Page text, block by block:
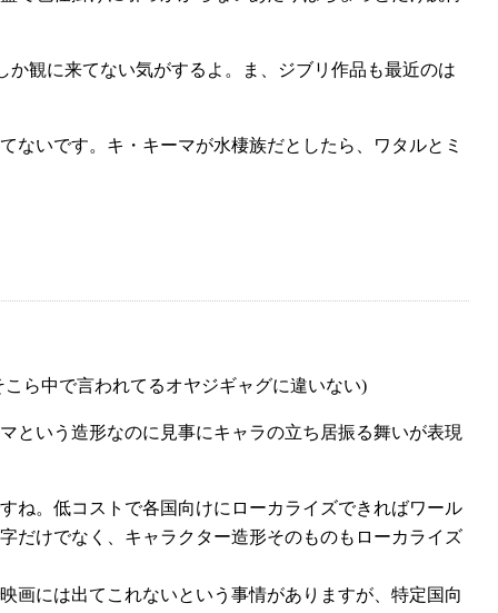
観に来てない気がするよ。ま、ジブリ作品も最近のは
ないです。キ・キーマが水棲族だとしたら、ワタルとミ
ら中で言われてるオヤジギャグに違いない)
という造形なのに見事にキャラの立ち居振る舞いが表現
ね。低コストで各国向けにローカライズできればワール
だけでなく、キャラクター造形そのものもローカライズ
画には出てこれないという事情がありますが、特定国向